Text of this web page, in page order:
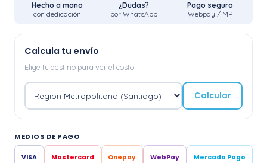
Hecho a mano
con dedicación
¿Dudas?
por WhatsApp
Pago seguro
Webpay / MP
Calcula tu envío
Elige tu destino para ver el costo.
Calcular
MEDIOS DE PAGO
VISA Mastercard Onepay WebPay Mercado Pago